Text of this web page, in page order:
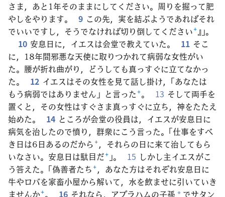
さま，あと1年そのままにしてください。周りを掘って肥
やしをやります。
9 この先，実を結ぶようであればそれ
でいいですし，そうでなければ切り倒してください+』」。
10 安息日に，イエスは会堂で教えていた。 11 そこ
に，18年間邪悪な天使に取りつかれて病弱な女性がい
た。腰が折れ曲がり，どうしても真っすぐに立てなかっ
た。
12 イエスはその女性を見て話し掛け，「あなたは
もう病弱ではありません」と言った+。 13 そして両手を
置くと，その女性はすぐさま真っすぐに立ち，神をたたえ
始めた。
14 ところが会堂の役員は，イエスが安息日に
病気を治したので憤り，群衆にこう言った。「仕事をすべ
き日は6日あるのだから+，それらの日に来て治してもら
いなさい。安息日は駄目だ+ 」。 15 しかし主イエスがこ
う答えた。「偽善者たち+，あなた方はそれぞれ安息日に
牛やロバを家畜小屋から解いて，水を飲ませに引いていき
ませんか+。 16 それなら，アブラハムの子孫
でサタン